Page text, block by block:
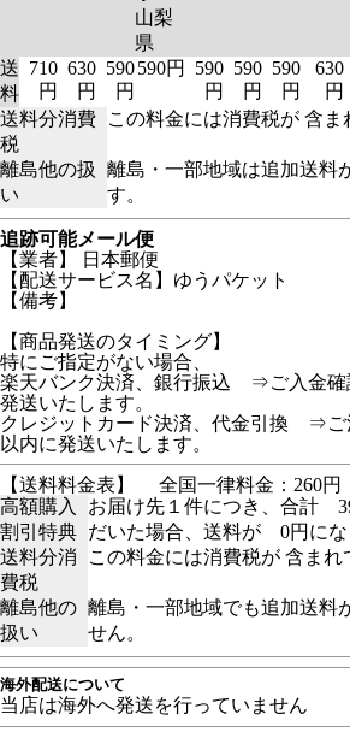
山梨
県
送
料
710
円
630
円
590
円
590円
590
円
590
円
590
円
630
円
送料分消費
税
この料金には消費税が 含ま
離島他の扱
い
離島・一部地域は追加送料
す。
追跡可能メール便
【業者】 日本郵便
【配送サービス名】ゆうパケット
【備考】
【商品発送のタイミング】
特にご指定がない場合、
楽天バンク決済、銀行振込 ⇒ご入金確
発送いたします。
クレジットカード決済、代金引換 ⇒ご
以内に発送いたします。
【送料料金表】
全国一律料金：260円
高額購入
割引特典
お届け先１件につき、合計
だいた場合、送料が 0円にな
送料分消
費税
この料金には消費税が 含まれ
離島他の
扱い
離島・一部地域でも追加送料
せん。
海外配送について
当店は海外へ発送を行っていません